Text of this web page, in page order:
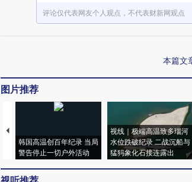
评论仅代表网友个人观点，不代表财新网观点
本篇文
图片推荐
韩国高温创百年纪录 当局
警告停止一切户外活动
视线｜极端高温致多瑙河
水位跌破纪录 二战沉船与
猛犸象化石接连露出